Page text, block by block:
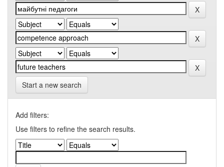
Start a new search
Add filters:
Use filters to refine the search results.